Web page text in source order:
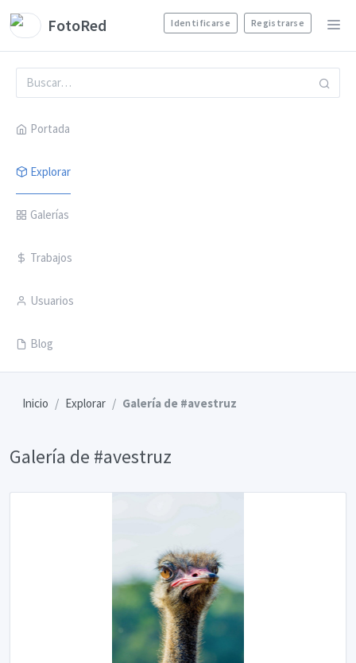
FotoRed Identificarse Registrarse
Portada
Explorar
Galerías
Trabajos
Usuarios
Blog
Inicio Explorar Galería de #avestruz
Galería de #avestruz